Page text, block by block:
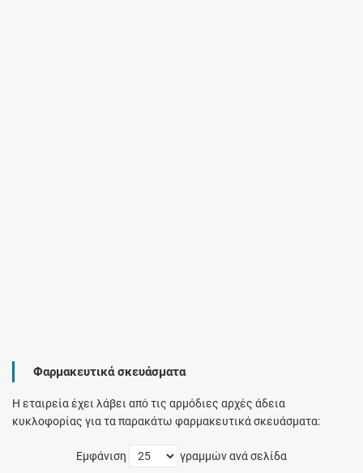
Φαρμακευτικά σκευάσματα
Η εταιρεία έχει λάβει από τις αρμόδιες αρχές άδεια
κυκλοφορίας για τα παρακάτω φαρμακευτικά σκευάσματα:
Εμφάνιση γραμμών ανά σελίδα